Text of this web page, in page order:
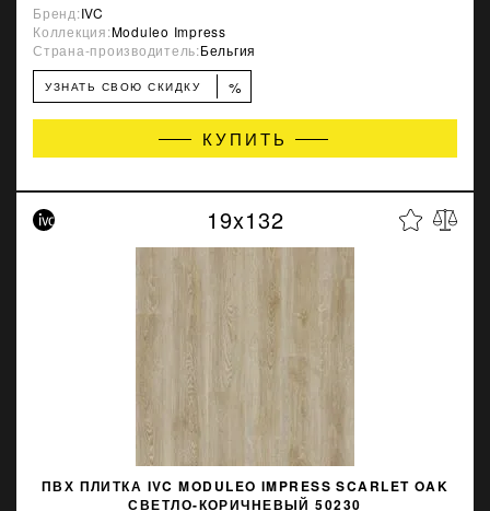
Бренд:IVC
Коллекция:Moduleo Impress
Страна-производитель:Бельгия
УЗНАТЬ СВОЮ СКИДКУ %
КУПИТЬ
19x132
ПВХ ПЛИТКА IVC MODULEO IMPRESS SCARLET OAK
СВЕТЛО-КОРИЧНЕВЫЙ 50230